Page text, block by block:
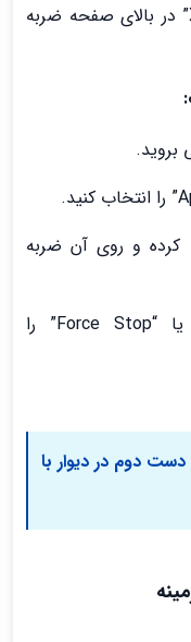
و سپس روی علامت “X” در بالای صفحه ضربه
کرده و روی آن ضربه
گزینه “توقف اجباری” یا “Force Stop” را
دوم در دیوار با